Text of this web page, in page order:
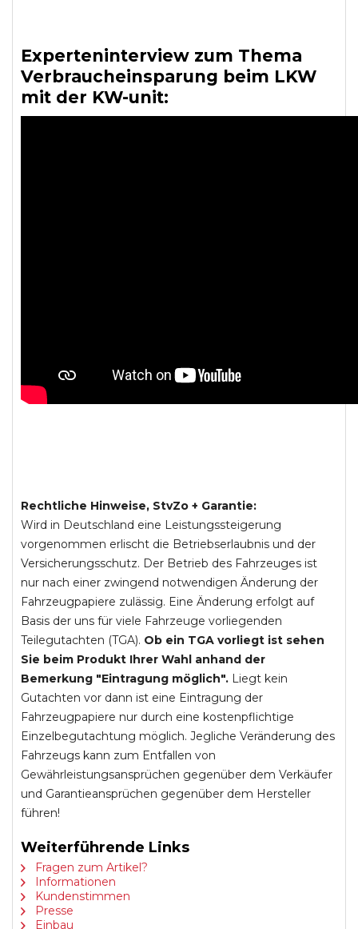
Experteninterview zum Thema
Verbraucheinsparung beim LKW
mit der KW-unit:
Rechtliche Hinweise, StvZo + Garantie:
Wird in Deutschland eine Leistungssteigerung
vorgenommen erlischt die Betriebserlaubnis und der
Versicherungsschutz. Der Betrieb des Fahrzeuges ist
nur nach einer zwingend notwendigen Änderung der
Fahrzeugpapiere zulässig. Eine Änderung erfolgt auf
Basis der uns für viele Fahrzeuge vorliegenden
Teilegutachten (TGA). Ob ein TGA vorliegt ist sehen
Sie beim Produkt Ihrer Wahl anhand der
Bemerkung "Eintragung möglich". Liegt kein
Gutachten vor dann ist eine Eintragung der
Fahrzeugpapiere nur durch eine kostenpflichtige
Einzelbegutachtung möglich. Jegliche Veränderung des
Fahrzeugs kann zum Entfallen von
Gewährleistungsansprüchen gegenüber dem Verkäufer
und Garantieansprüchen gegenüber dem Hersteller
führen!
Weiterführende Links
Fragen zum Artikel?
Informationen
Kundenstimmen
Presse
Einbau